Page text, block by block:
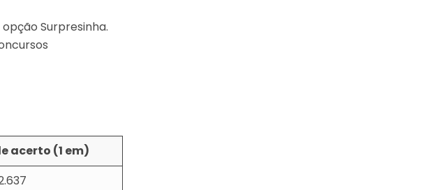
Surpresinha.
acerto (1 em)